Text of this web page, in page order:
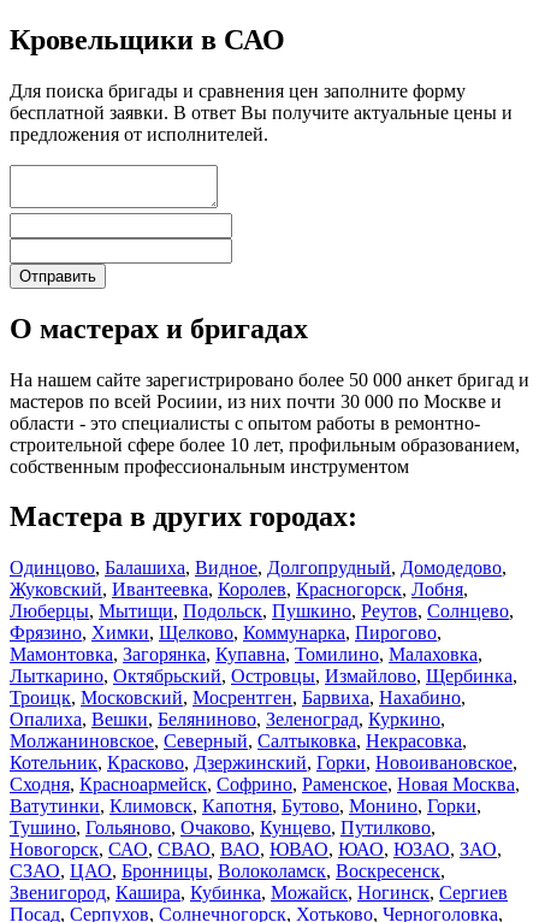
Кровельщики в САО
Для поиска бригады и сравнения цен заполните форму
бесплатной заявки. В ответ Вы получите актуальные цены и
предложения от исполнителей.
О мастерах и бригадах
На нашем сайте зарегистрировано более 50 000 анкет бригад и
мастеров по всей Росиии, из них почти 30 000 по Москве и
области - это специалисты с опытом работы в ремонтно-
строительной сфере более 10 лет, профильным образованием,
собственным профессиональным инструментом
Мастера в других городах:
Одинцово, Балашиха, Видное, Долгопрудный, Домодедово,
Жуковский, Ивантеевка, Королев, Красногорск, Лобня,
Люберцы, Мытищи, Подольск, Пушкино, Реутов, Солнцево,
Фрязино, Химки, Щелково, Коммунарка, Пирогово,
Мамонтовка, Загорянка, Купавна, Томилино, Малаховка,
Лыткарино, Октябрьский, Островцы, Измайлово, Щербинка,
Троицк, Московский, Мосрентген, Барвиха, Нахабино,
Опалиха, Вешки, Беляниново, Зеленоград, Куркино,
Молжаниновское, Северный, Салтыковка, Некрасовка,
Котельник, Красково, Дзержинский, Горки, Новоивановское,
Сходня, Красноармейск, Софрино, Раменское, Новая Москва,
Ватутинки, Климовск, Капотня, Бутово, Монино, Горки,
Тушино, Гольяново, Очаково, Кунцево, Путилково,
Новогорск, САО, СВАО, ВАО, ЮВАО, ЮАО, ЮЗАО, ЗАО,
СЗАО, ЦАО, Бронницы, Волоколамск, Воскресенск,
Звенигород, Кашира, Кубинка, Можайск, Ногинск, Сергиев
Посад, Серпухов, Солнечногорск, Хотьково, Черноголовка,